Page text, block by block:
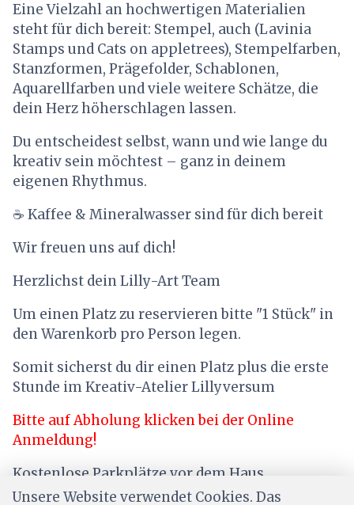
Eine Vielzahl an hochwertigen Materialien
steht für dich bereit: Stempel, auch (Lavinia
Stamps und Cats on appletrees), Stempelfarben,
Stanzformen, Prägefolder, Schablonen,
Aquarellfarben und viele weitere Schätze, die
dein Herz höherschlagen lassen.
Du entscheidest selbst, wann und wie lange du
kreativ sein möchtest – ganz in deinem
eigenen Rhythmus.
☕ Kaffee & Mineralwasser sind für dich bereit
Wir freuen uns auf dich!
Herzlichst dein Lilly-Art Team
Um einen Platz zu reservieren bitte "1 Stück" in
den Warenkorb pro Person legen.
Somit sicherst du dir einen Platz plus die erste
Stunde im Kreativ-Atelier Lillyversum
Bitte auf Abholung klicken bei der Online
Anmeldung!
Kostenlose Parkplätze vor dem Haus
Unsere Website verwendet Cookies. Das